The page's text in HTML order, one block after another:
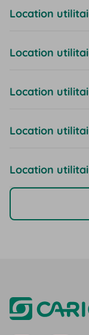
Location
Location
Location
Location
Location